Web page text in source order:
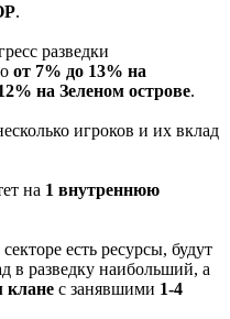
.
разведки
от 7% до 13% на
на Зеленом острове.
игроков и их вклад
на 1 внутреннюю
есть ресурсы, будут
в разведку наибольший, а
клане с занявшими 1-4